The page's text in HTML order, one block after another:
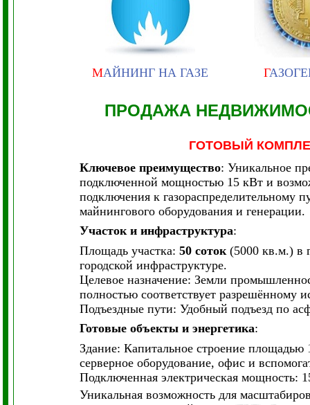
МАЙНИНГ НА ГАЗЕ Г
ПРОДАЖА
ГОТОВЫЙ
Ключевое преимущество: Уникальное
подключенной мощностью 15 кВт и
подключения к газораспределительному
майнингового оборудования и генерации.
Участок и инфраструктура:
Площадь участка: 50 соток(5000 кв.м.) в
городской инфраструктуре.
Целевое назначение: Земли
полностью соответствует разрешённому
Подъездные пути: Удобный подъезд по
Готовые объекты и энергетика:
Здание: Капитальное строение площадью
серверное оборудование, офис и
Подключенная электрическая мощность:
Уникальная возможность для